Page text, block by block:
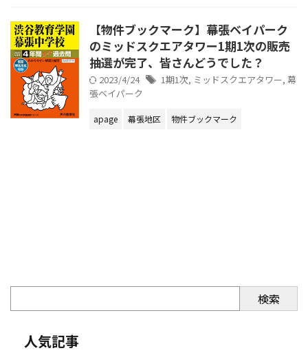
【物件ブックマーク】幕張ベイパーク
のミッドスクエアタワー1期1次の販売
抽選が完了、皆さんどうでした？
2023/4/24 1期1次, ミッドスクエアタワー, 幕
張ベイパーク
apage 幕張地区 物件ブックマーク
検索
人気記事